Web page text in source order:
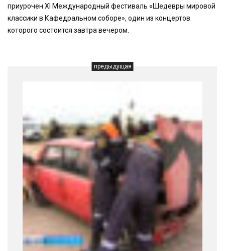
приурочен ХI Международный фестиваль «Шедевры мировой
классики в Кафедральном соборе», один из концертов
которого состоится завтра вечером.
предыдущая